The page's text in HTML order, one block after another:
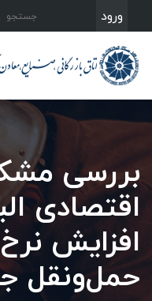
ورود
بررسی
اقتصادی
افزایش
حمل‌‌ونقل